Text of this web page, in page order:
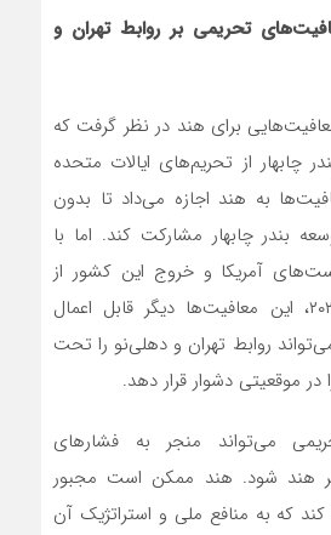
تحریمی بر روابط تهران و
آمریکا معافیت‌هایی برای هند در نظر گرفت که
چابهار از تحریم‌های ایالات متحده
به هند اجازه می‌داد تا بدون
بندر چابهار مشارکت کند. اما با
آمریکا و خروج این کشور از
افغانستان در سال ۲۰۲۰، این معافیت‌ها دیگر قابل اعمال
روابط تهران و دهلی‌نو را تحت
در موقعیتی دشوار قرار دهد.
می‌تواند منجر به فشارهای
هند شود. هند ممکن است مجبور
که به منافع ملی و استراتژیک آن